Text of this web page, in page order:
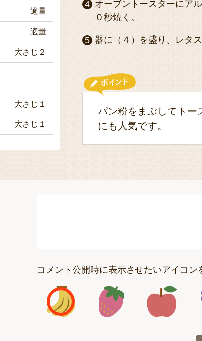
適量
適量
大さじ２
大さじ１
大さじ１
オーブントースターにア
０秒焼く。
器に（４）を盛り、レタ
パン粉をまぶしてトー
にも人気です。
コメント公開時に表示させたいアイコン
アイコン1 アイコン2 ア